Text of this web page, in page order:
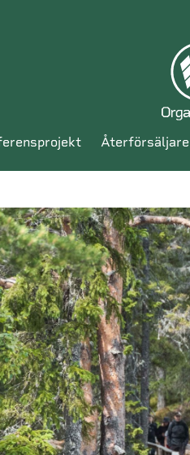
återförsäljare